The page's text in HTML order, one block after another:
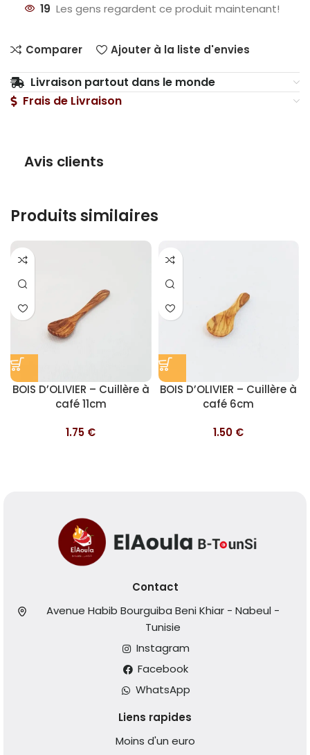
19 Les gens regardent ce produit maintenant!
Comparer Ajouter à la liste d'envies
Livraison partout dans le monde
Frais de Livraison
Avis clients
Produits similaires
BOIS D’OLIVIER – Cuillère à
café 11cm
1.75 €
BOIS D’OLIVIER – Cuillère à
café 6cm
1.50 €
Contact
Avenue Habib Bourguiba Beni Khiar - Nabeul -
Tunisie
Instagram
Facebook
WhatsApp
Liens rapides
Moins d'un euro